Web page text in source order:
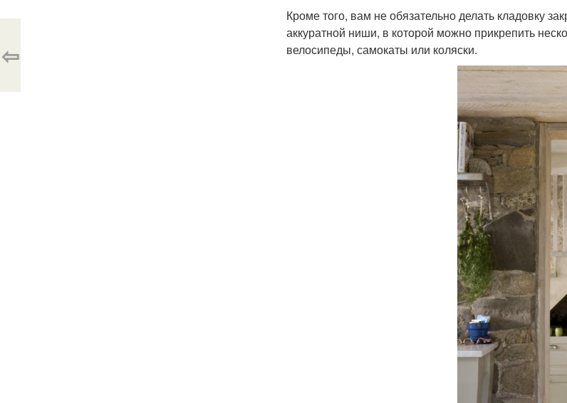
Кроме того, вам не обязательно делать кладовку
аккуратной ниши, в которой можно прикрепить
велосипеды, самокаты или коляски.
⇦